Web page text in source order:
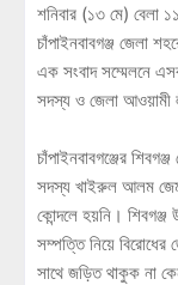
শনিবার (১৩ মে) বেলা
চাঁপাইনবাবগঞ্জ জেলা
এক সংবাদ সম্মেলনে
সদস্য ও জেলা আওয়ামী
চাঁপাইনবাবগঞ্জের
সদস্য খাইরুল আলম
কোন্দলে হয়নি। শিবগঞ্জ
সম্পত্তি নিয়ে বিরোধের
সাথে জড়িত থাকুক না